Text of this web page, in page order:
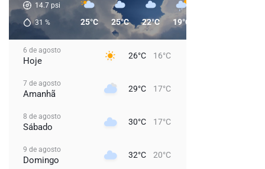
14.7 psi
31 % 25°C 25°C 22°C 19°C
6 de agosto
Hoje 26°C 16°C
7 de agosto
Amanhã 29°C 17°C
8 de agosto
Sábado 30°C 17°C
9 de agosto
Domingo 32°C 20°C